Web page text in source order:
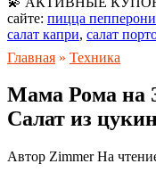
сайте: пицца пепперони
салат капри, салат
Главная » Техника
Мама Рома на
Салат из
Автор Zimmer На